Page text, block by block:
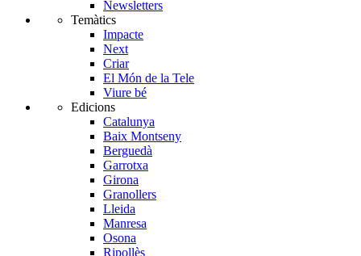
Newsletters
Temàtics
Impacte
Next
Criar
El Món de la Tele
Viure bé
Edicions
Catalunya
Baix Montseny
Berguedà
Garrotxa
Girona
Granollers
Lleida
Manresa
Osona
Ripollès